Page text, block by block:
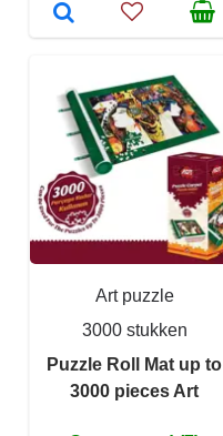
Art puzzle
3000 stukken
Puzzle Roll Mat up to
3000 pieces Art